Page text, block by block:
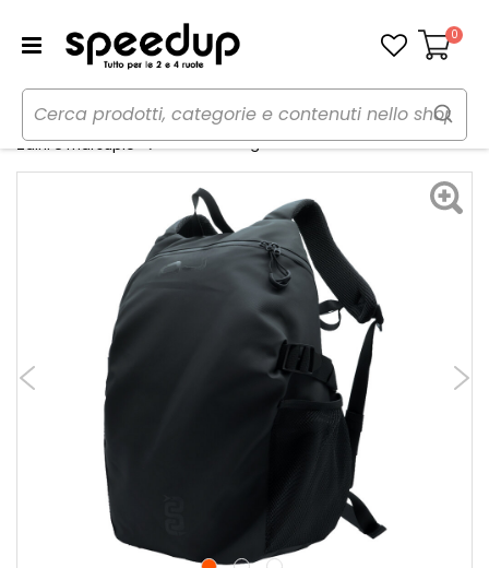
Carrello
0
Home Moto
Abbigliamento moto
Zaini e marsupio
Zaino Stronger - OJ